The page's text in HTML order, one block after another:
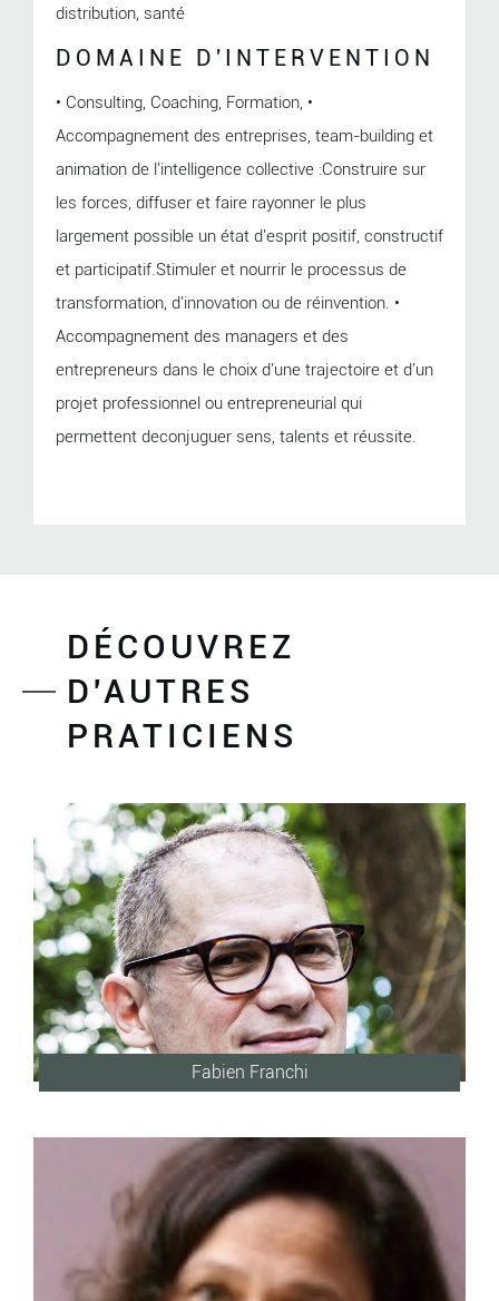
distribution, santé
DOMAINE D'INTERVENTION
• Consulting, Coaching, Formation, •
Accompagnement des entreprises, team-building et
animation de l'intelligence collective :Construire sur
les forces, diffuser et faire rayonner le plus
largement possible un état d'esprit positif, constructif
et participatif.Stimuler et nourrir le processus de
transformation, d'innovation ou de réinvention. •
Accompagnement des managers et des
entrepreneurs dans le choix d'une trajectoire et d'un
projet professionnel ou entrepreneurial qui
permettent deconjuguer sens, talents et réussite.
DÉCOUVREZ
D'AUTRES
PRATICIENS
Fabien Franchi